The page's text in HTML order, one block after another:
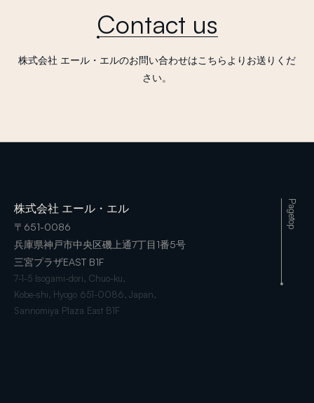
Contact us
株式会社 エール・エルのお問い合わせはこちらよりお送りくだ
さい。
株式会社 エール・エル
〒651-0086
兵庫県神戸市中央区磯上通7丁目1番5号
三宮プラザEAST B1F
7-1-5 Isogami-dori, Chuo-ku,
Kobe-shi, Hyogo 651-0086, Japan,
Sannomiya Plaza East B1F
Pagetop